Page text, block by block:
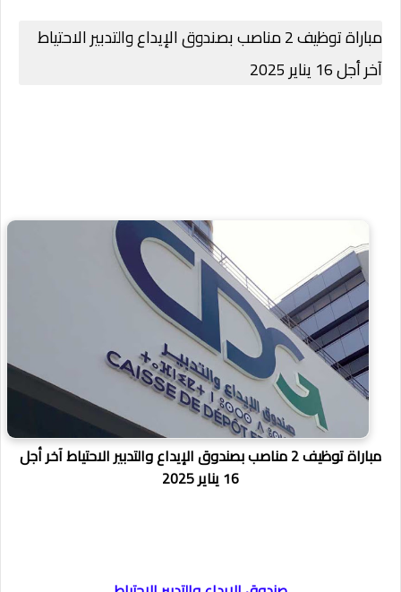
مباراة توظيف 2 مناصب بصندوق الإيداع والتدبير الاحتياط
آخر أجل 16 يناير 2025
مباراة توظيف 2 مناصب بصندوق الإيداع والتدبير الاحتياط آخر أجل
16 يناير 2025